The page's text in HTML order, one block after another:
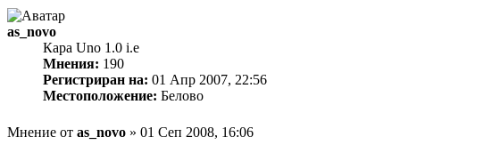
as_novo
Кара Uno 1.0 i.e
Мнения: 190
Регистриран на: 01 Апр 2007, 22:56
Местоположение: Белово
Мнение от as_novo » 01 Сеп 2008, 16:06